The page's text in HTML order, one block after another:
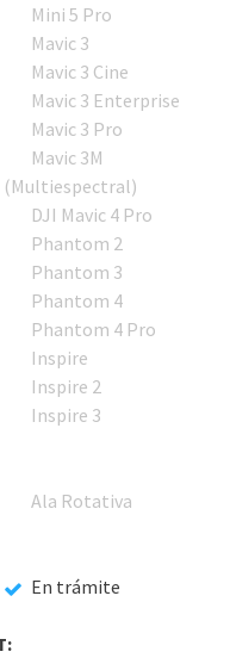
Mini 5 Pro
Mavic 3
Mavic 3 Cine
Mavic 3 Enterprise
Mavic 3 Pro
Mavic 3M
(Multiespectral)
DJI Mavic 4 Pro
Phantom 2
Phantom 3
Phantom 4
Phantom 4 Pro
Inspire
Inspire 2
Inspire 3
Ala Rotativa
En trámite